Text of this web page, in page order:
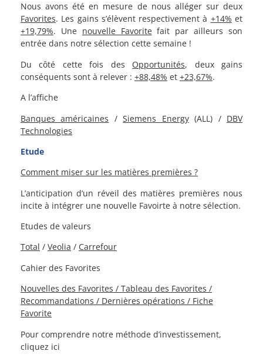
Nous avons été en mesure de nous alléger sur deux
Favorites. Les gains s’élèvent respectivement à +14% et
+19,79%. Une nouvelle Favoritefait par ailleurs son
entrée dans notre sélection cette semaine !
Du côté cette fois des Opportunités, deux gains
conséquents sont à relever : +88,48% et +23,67%.
A l’affiche
Banques américaines /Siemens Energy(ALL) / DBV
Technologies
Etude
Comment miser sur les matières premières ?
L’anticipation d’un réveil des matières premières nous
incite à intégrer une nouvelle Favoirte à notre sélection.
Etudes de valeurs
Total / Veolia / Carrefour
Cahier des Favorites
Nouvelles des Favorites / Tableau des Favorites /
Recommandations / Dernières opérations / Fiche
Favorite
Pour comprendre notre méthode d’investissement,
cliquez ici